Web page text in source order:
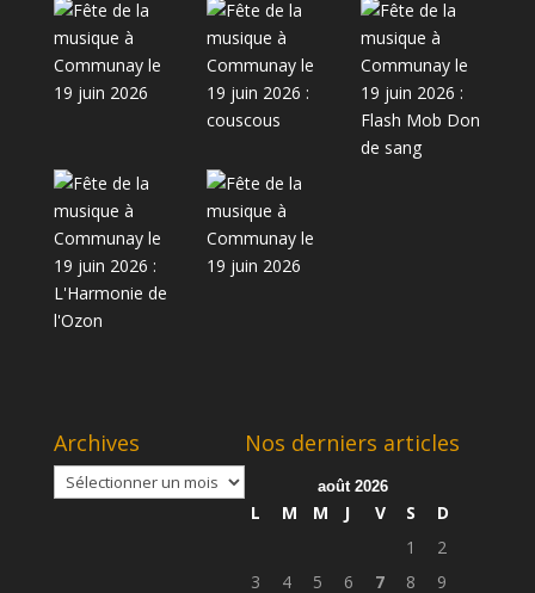
Archives
Archives
Nos derniers articles
août 2026
L M M J V S
D
1
2
3
4 5 6 7 8 9